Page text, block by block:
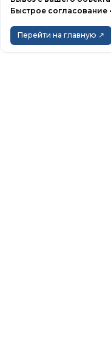
Быстрое согласование
Перейти на главную ↗